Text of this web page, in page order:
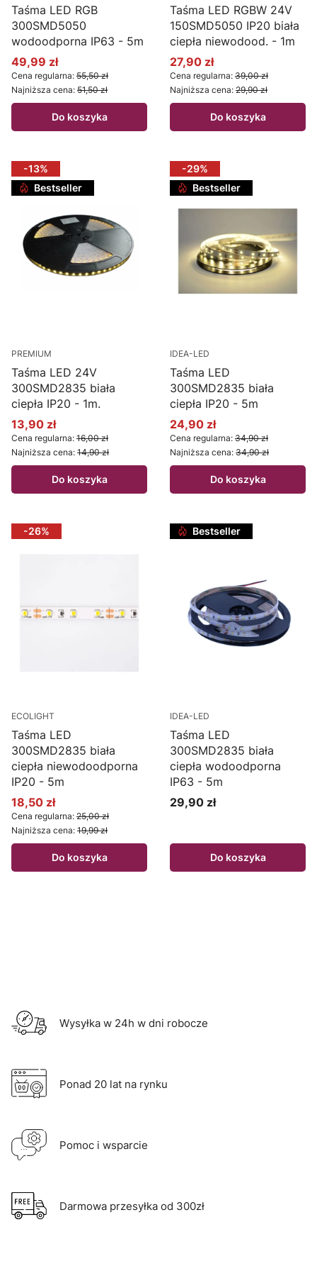
Taśma LED RGB
300SMD5050
wodoodporna IP63 - 5m
Cena promocyjna
49,99 zł
Cena regularna: 55,50 zł
Najniższa cena: 51,50 zł
Do koszyka
Taśma LED RGBW 24V
150SMD5050 IP20 biała
ciepła niewodood. - 1m
Cena promocyjna
27,90 zł
Cena regularna: 39,00 zł
Najniższa cena: 29,90 zł
Do koszyka
-13%
Bestseller
PREMIUM
Taśma LED 24V
300SMD2835 biała
ciepła IP20 - 1m.
Cena promocyjna
13,90 zł
Cena regularna: 16,00 zł
Najniższa cena: 14,90 zł
Do koszyka
-29%
Bestseller
IDEA-LED
Taśma LED
300SMD2835 biała
ciepła IP20 - 5m
Cena promocyjna
24,90 zł
Cena regularna: 34,90 zł
Najniższa cena: 34,90 zł
Do koszyka
-26%
ECOLIGHT
Taśma LED
300SMD2835 biała
ciepła niewodoodporna
IP20 - 5m
Cena promocyjna
18,50 zł
Cena regularna: 25,00 zł
Najniższa cena: 19,99 zł
Do koszyka
Bestseller
IDEA-LED
Taśma LED
300SMD2835 biała
ciepła wodoodporna
IP63 - 5m
Cena
29,90 zł
Do koszyka
Wysyłka w 24h w dni robocze
Ponad 20 lat na rynku
Pomoc i wsparcie
Darmowa przesyłka od 300zł